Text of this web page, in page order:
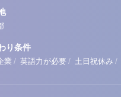
り条件
業 / 英語力が必要 / 土日祝休み /